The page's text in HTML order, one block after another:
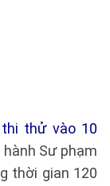
thử vào 10
Sư phạm
thời gian 120